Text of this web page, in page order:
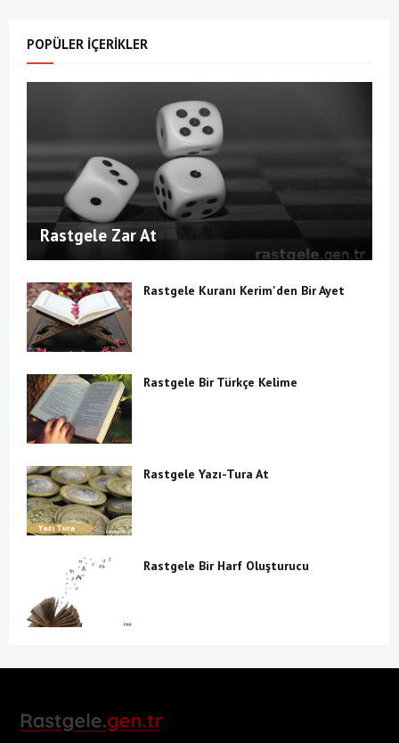
POPÜLER İÇERIKLER
Rastgele Zar At
Rastgele Kuranı Kerim'den Bir Ayet
Rastgele Bir Türkçe Kelime
Rastgele Yazı-Tura At
Rastgele Bir Harf Oluşturucu